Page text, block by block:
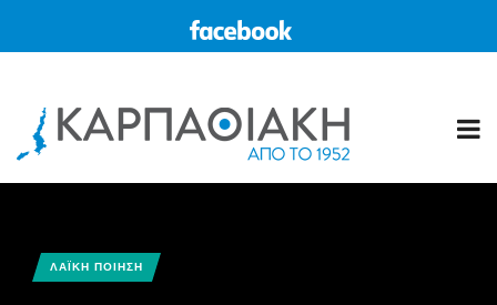
ΛΑΪΚΗ ΠΟΙΗΣΗ